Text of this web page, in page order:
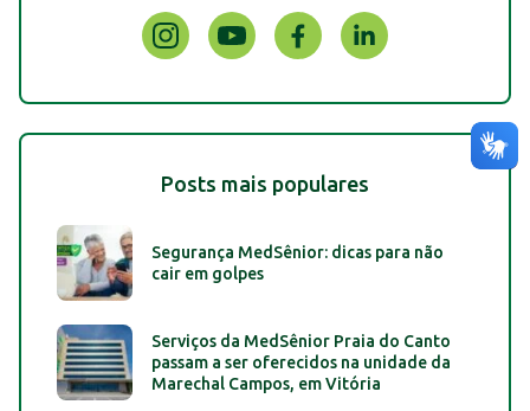
Posts mais populares
Segurança MedSênior: dicas para não
cair em golpes
Serviços da MedSênior Praia do Canto
passam a ser oferecidos na unidade da
Marechal Campos, em Vitória